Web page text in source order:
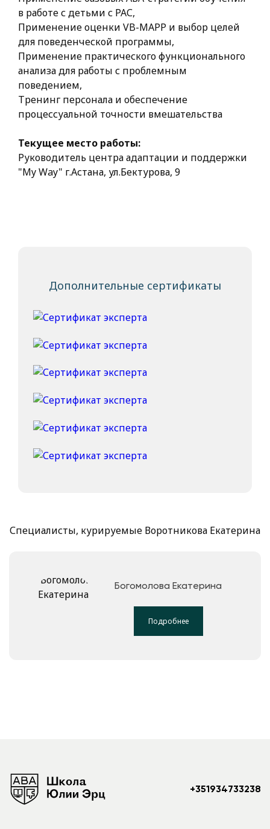
в работе с детьми с РАС,
Применение оценки VB-MAPP и выбор целей
для поведенческой программы,
Применение практического функционального
анализа для работы с проблемным
поведением,
Тренинг персонала и обеспечение
процессуальной точности вмешательства
Текущее место работы:
Руководитель центра адаптации и поддержки
"My Way" г.Астана, ул.Бектурова, 9
Дополнительные сертификаты
Специалисты, курируемые Воротникова Екатерина
Богомолова Екатерина
Подробнее
+351934733238